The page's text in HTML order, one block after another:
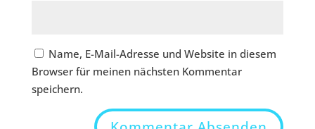
Name, E-Mail-Adresse und Website in diesem
Browser für meinen nächsten Kommentar
speichern.